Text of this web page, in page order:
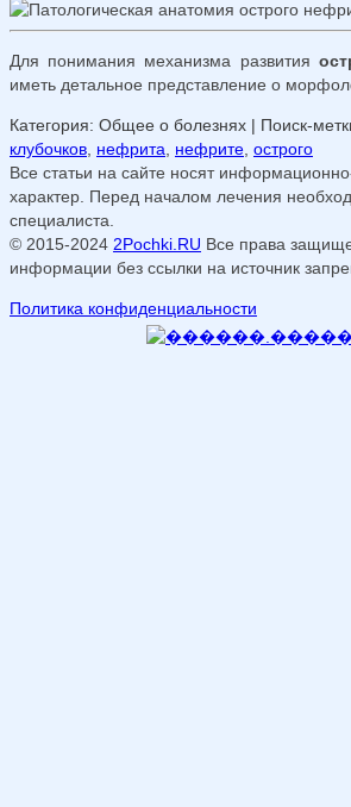
Для понимания механизма развития
иметь детальное представление о
Категория: Общее о болезнях | Поиск-
клубочков нефрита нефрите острого
Все статьи на сайте носят
характер. Перед началом лечения
специалиста.
© 2015-2024 2Pochki.RU Все права
информации без ссылки на источник
Политика конфиденциальности